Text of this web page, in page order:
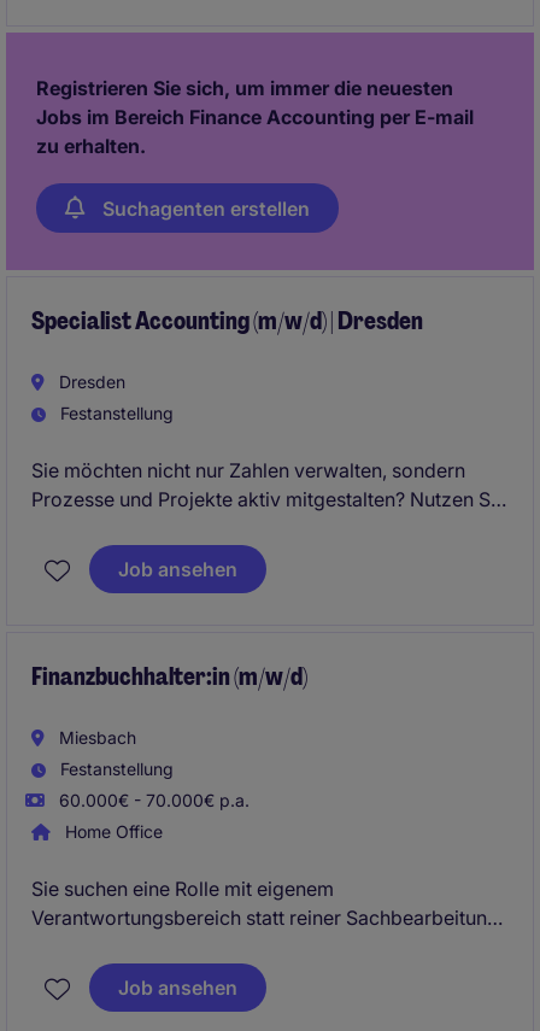
Registrieren Sie sich, um immer die neuesten
Jobs im Bereich Finance Accounting per E-mail
zu erhalten.
Suchagenten erstellen
Specialist Accounting (m/w/d) | Dresden
Dresden
Festanstellung
Sie möchten nicht nur Zahlen verwalten, sondern
Prozesse und Projekte aktiv mitgestalten? Nutzen Sie
internationalen Industrieumfeld einzubringen und die
Weiterentwicklung einer modernen
Job ansehen
Finanzbuchhalter:in (m/w/d)
Miesbach
Festanstellung
60.000€ - 70.000€ p.a.
Home Office
Sie suchen eine Rolle mit eigenem
Verantwortungsbereich statt reiner Sachbearbeitung?
Finanzbuchhaltung und bringen Ihre Erfahrung aktiv
in die Weiterentwicklung der Prozesse ein. Ein
Job ansehen